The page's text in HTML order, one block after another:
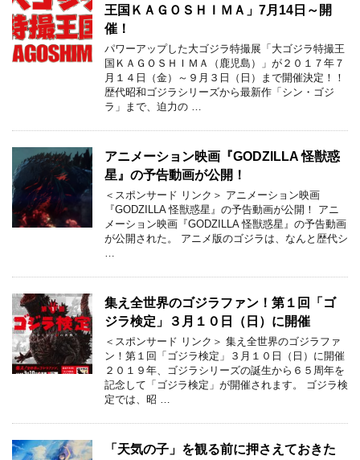
王国ＫＡＧＯＳＨＩＭＡ」7月14日～開
催！
パワーアップした大ゴジラ特撮展「大ゴジラ特撮王
国ＫＡＧＯＳＨＩＭＡ（鹿児島）」が２０１７年７
月１４日（金）～９月３日（日）まで開催決定！！
歴代昭和ゴジラシリーズから最新作「シン・ゴジ
ラ」まで、迫力の …
アニメーション映画『GODZILLA 怪獣惑
星』の予告動画が公開！
＜スポンサード リンク＞ アニメーション映画
『GODZILLA 怪獣惑星』の予告動画が公開！ アニ
メーション映画『GODZILLA 怪獣惑星』の予告動画
が公開された。 アニメ版のゴジラは、なんと歴代シ
…
集え全世界のゴジラファン！第１回「ゴ
ジラ検定」３月１０日（日）に開催
＜スポンサード リンク＞ 集え全世界のゴジラファ
ン！第１回「ゴジラ検定」３月１０日（日）に開催
２０１９年、ゴジラシリーズの誕生から６５周年を
記念して「ゴジラ検定」が開催されます。 ゴジラ検
定では、昭 …
「天気の子」を観る前に押さえておきた